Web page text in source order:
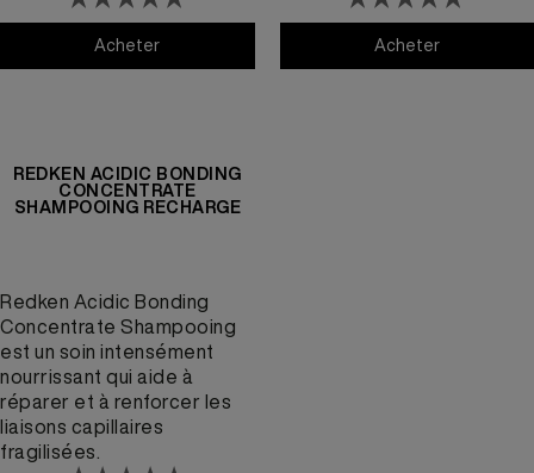
Acheter Acidic Bonding Concentrate Lightweight Liquid
AcheterSoin sans
REDKEN ACIDIC BONDING
CONCENTRATE
SHAMPOOING RECHARGE
Redken Acidic Bonding
Concentrate Shampooing
est un soin intensément
nourrissant qui aide à
réparer et à renforcer les
liaisons capillaires
fragilisées.